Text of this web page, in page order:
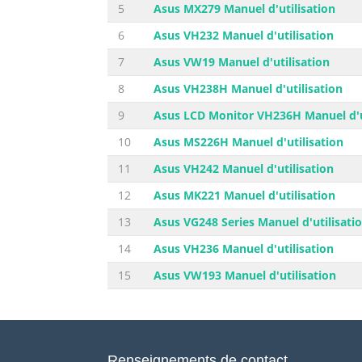
5
Asus MX279 Manuel d'utilisation
6
Asus VH232 Manuel d'utilisation
7
Asus VW19 Manuel d'utilisation
8
Asus VH238H Manuel d'utilisation
9
Asus LCD Monitor VH236H Manuel
10
Asus MS226H Manuel d'utilisation
11
Asus VH242 Manuel d'utilisation
12
Asus MK221 Manuel d'utilisation
13
Asus VG248 Series Manuel
14
Asus VH236 Manuel d'utilisation
15
Asus VW193 Manuel d'utilisation